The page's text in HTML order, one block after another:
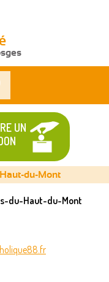
UN
du-Mont
du-Haut-du-Mont